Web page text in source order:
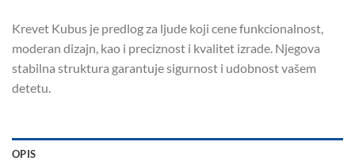
Krevet Kubus je predlog za ljude koji cene funkcionalnost,
moderan dizajn, kao i preciznost i kvalitet izrade. Njegova
stabilna struktura garantuje sigurnost i udobnost vašem
detetu.
OPIS